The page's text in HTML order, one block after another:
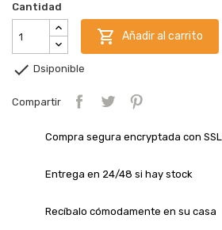
Cantidad
 Añadir al carrito
 Dsiponible
Compartir
Compra segura encryptada con SSL
Entrega en 24/48 si hay stock
Recíbalo cómodamente en su casa